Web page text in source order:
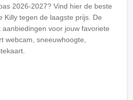
2026-2027? Vind hier de beste
Killy tegen de laagste prijs. De
voor jouw favoriete
webcam, sneeuwhoogte,